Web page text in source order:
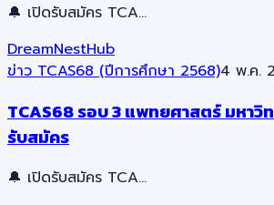
🔔 เปิดรับสมัคร TCA…
DreamNestHub
ข่าว TCAS68 (ปีการศึกษา 2568)4 พ.ค.
TCAS68 รอบ 3 แพทยศาสตร์ มหาวิ
รับสมัคร
🔔 เปิดรับสมัคร TCA…